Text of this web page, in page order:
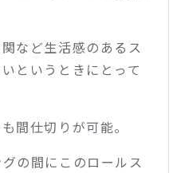
など生活感のあるス
というときにとって
間仕切りが可能。
の間にこのロールス